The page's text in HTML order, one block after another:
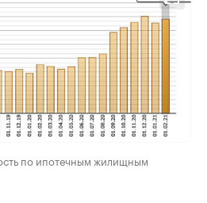
по ипотечным жилищным